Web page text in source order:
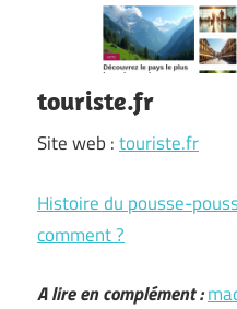
touriste.fr
Site web :touriste.fr
Histoire du pousse-
comment ?
A lire en complément :